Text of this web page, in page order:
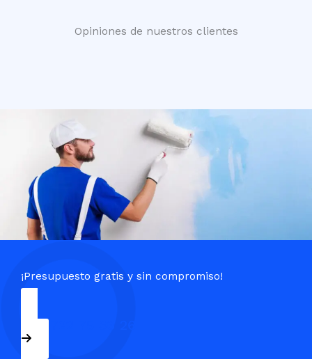
Opiniones de nuestros clientes
¡Presupuesto gratis y sin compromiso!
+34 722 75 36 26